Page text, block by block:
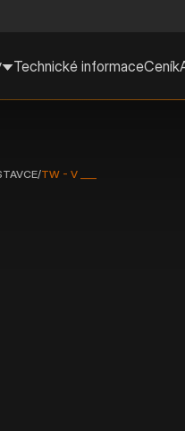
Technické informaceCeník
/TW - V ___